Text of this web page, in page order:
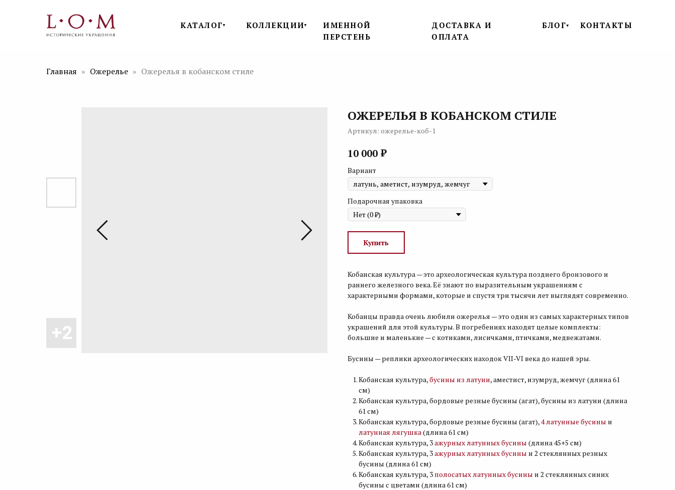
БЛОГ
ДОСТАВКА И
ОПЛАТА
КОНТАКТЫ
КАТАЛОГ▼ ▼
КОЛЛЕКЦИИ▼
ИМЕННОЙ
ПЕРСТЕНЬ
Главная Ожерелье Ожерелья в кобанском стиле
ОЖЕРЕЛЬЯ В КОБАНСКОМ СТИЛЕ
Артикул: ожерелье-коб-1
10 000 ₽
Вариант
Подарочная упаковка
Купить
Кобанская культура — это археологическая культура позднего бронзового и
раннего железного века. Её знают по выразительным украшениям с
характерными формами, которые и спустя три тысячи лет выглядят современно.
Кобанцы правда очень любили ожерелья — это один из самых характерных типов
украшений для этой культуры. В погребениях находят целые комплекты:
большие и маленькие — с котиками, лисичками, птичками, медвежатами.
Бусины — реплики археологических находок VII-VI века до нашей эры.
Кобанская культура,бусины из латуни, аместист, изумруд, жемчуг (длина 61
см)
Кобанская культура, бордовые резные бусины (агат), бусины из латуни (длина
61 см)
Кобанская культура, бордовые резные бусины (агат),4 латунные бусины и
латунная лягушка(длина 61 см)
Кобанская культура, 3ажурных латунных бусины (длина 45+5 см)
Кобанская культура, 3ажурных латунных бусины и 2 стеклянных резных
бусины (длина 61 см)
Кобанская культура, 3 полосатых латунных бусины и 2 стеклянных синих
бусины с цветами (длина 61 см)